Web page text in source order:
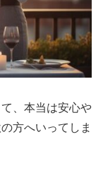
、本当は安心や
方へいってしま